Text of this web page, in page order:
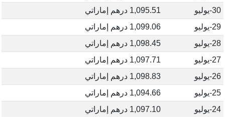
30-يوليو
1,095.51 درهم إماراتي
29-يوليو
1,099.06 درهم إماراتي
28-يوليو
1,098.45 درهم إماراتي
27-يوليو
1,097.71 درهم إماراتي
26-يوليو
1,098.83 درهم إماراتي
25-يوليو
1,094.66 درهم إماراتي
24-يوليو
1,097.10 درهم إماراتي